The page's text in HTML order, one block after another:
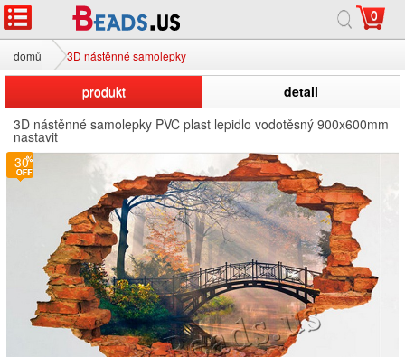
0
domů 3D nástěnné samolepky
produkt
detail
3D nástěnné samolepky PVC plast lepidlo vodotěsný 900x600mm
nastavit